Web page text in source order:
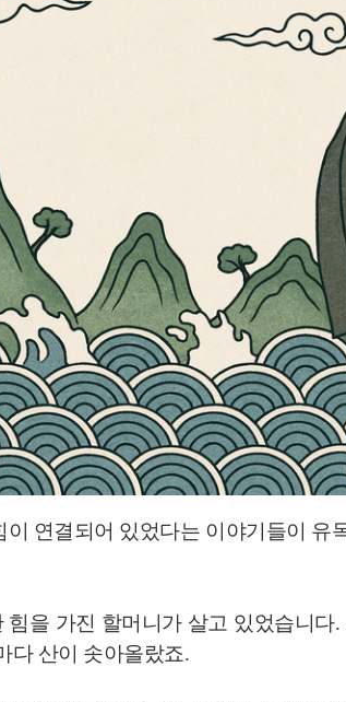
연결되어 있었다는 이야기들이 유
힘을 가진 할머니가 살고 있었습니다.
다 산이 솟아올랐죠.